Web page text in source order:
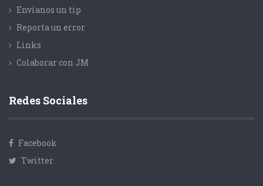
Envíanos un tip
Reporta un error
Links
Colaborar con JM
Redes Sociales
Facebook
Twitter